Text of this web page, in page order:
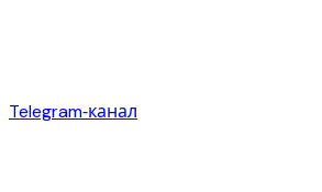
Telegram‑канал